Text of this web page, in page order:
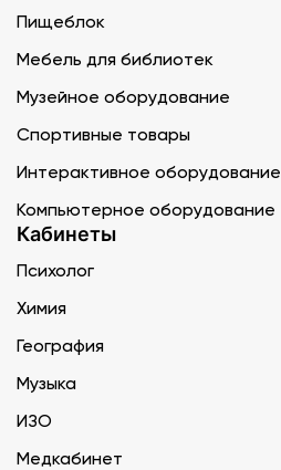
Пищеблок
Мебель для библиотек
Музейное оборудование
Спортивные товары
Интерактивное оборудование
Компьютерное оборудование
Кабинеты
Психолог
Химия
География
Музыка
ИЗО
Медкабинет